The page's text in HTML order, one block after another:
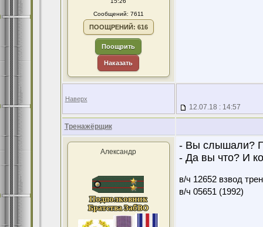
Сообщений: 7611
ПООЩРЕНИЙ: 616
Поощрить
Наказать
Наверх
12.07.18 : 14:57
Тренажёрщик
Александр
- Вы слышали?
- Да вы что? И
в/ч 12652 взвод
в/ч 05651 (1992)